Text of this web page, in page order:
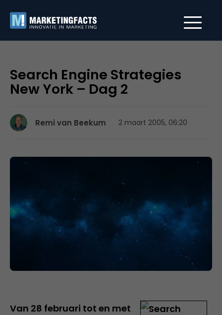
Search Engine Strategies
New York – Dag 2
Remi van Beekum 2 maart 2005, 06:20
Van 28 februari tot en met